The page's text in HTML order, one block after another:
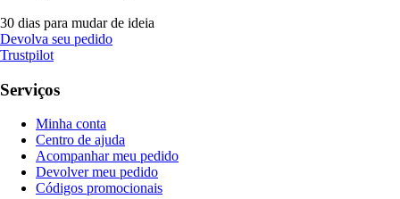
30 dias para mudar de ideia
Devolva seu pedido
Trustpilot
Serviços
Minha conta
Centro de ajuda
Acompanhar meu pedido
Devolver meu pedido
Códigos promocionais